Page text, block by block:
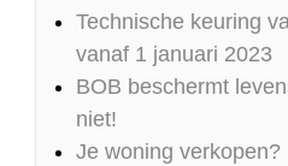
Technische keuring
vanaf 1 januari 2023
BOB beschermt
niet!
Je woning